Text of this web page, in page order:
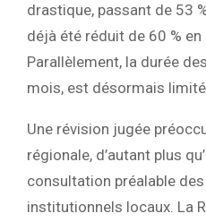
drastique, passant de 53
déjà été réduit de 60 %
Parallèlement, la durée
mois, est désormais
Une révision jugée
régionale, d’autant plus
consultation préalable
institutionnels locaux. La